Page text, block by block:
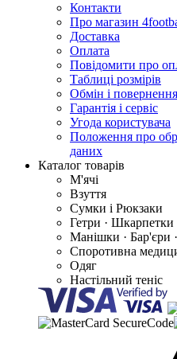
Контакти
Про магазин
Доставка
Оплата
Повідомити про
Таблиці розмірів
Обмін і повернення
Гарантія і сервіс
Угода користувача
Положення про
даних
Каталог товарів
М'ячі
Взуття
Сумки і Рюкзаки
Гетри ·
Манішки · Бар'єри
Споротивна
Одяг
Настільний теніс